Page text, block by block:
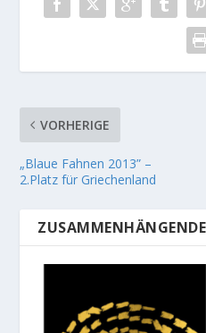
VORHERIGE
„Blaue Fahnen 2013” –
2.Platz für Griechenland